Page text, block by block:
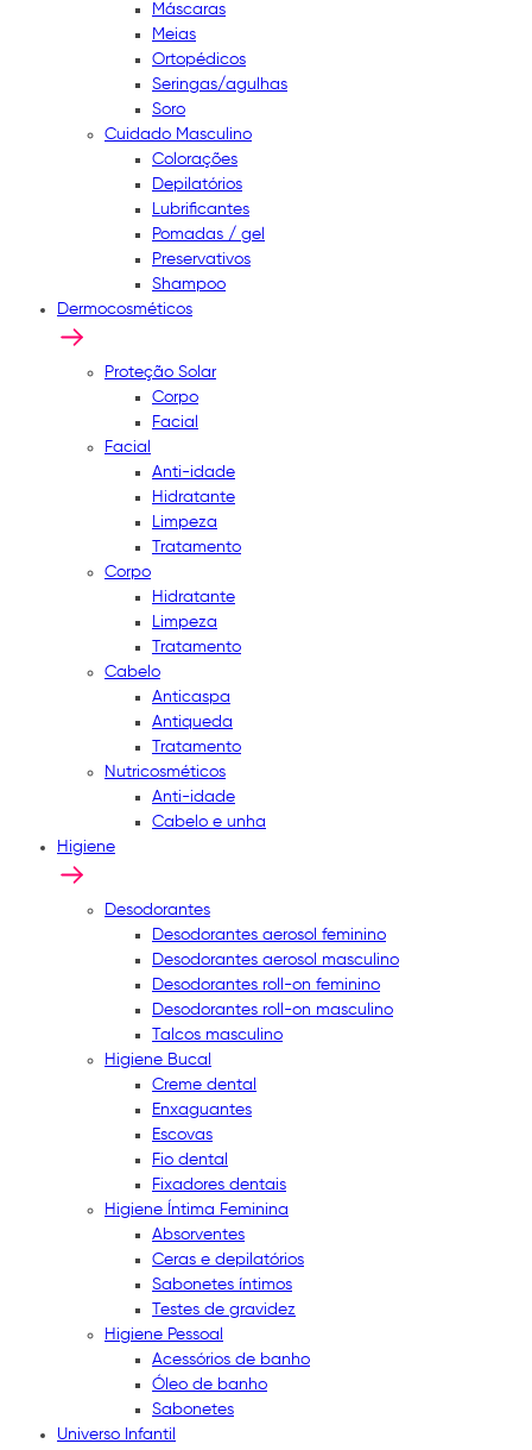
Máscaras
Meias
Ortopédicos
Seringas/agulhas
Soro
Cuidado Masculino
Colorações
Depilatórios
Lubrificantes
Pomadas / gel
Preservativos
Shampoo
Dermocosméticos
Proteção Solar
Corpo
Facial
Facial
Anti-idade
Hidratante
Limpeza
Tratamento
Corpo
Hidratante
Limpeza
Tratamento
Cabelo
Anticaspa
Antiqueda
Tratamento
Nutricosméticos
Anti-idade
Cabelo e unha
Higiene
Desodorantes
Desodorantes aerosol feminino
Desodorantes aerosol masculino
Desodorantes roll-on feminino
Desodorantes roll-on masculino
Talcos masculino
Higiene Bucal
Creme dental
Enxaguantes
Escovas
Fio dental
Fixadores dentais
Higiene Íntima Feminina
Absorventes
Ceras e depilatórios
Sabonetes íntimos
Testes de gravidez
Higiene Pessoal
Acessórios de banho
Óleo de banho
Sabonetes
Universo Infantil